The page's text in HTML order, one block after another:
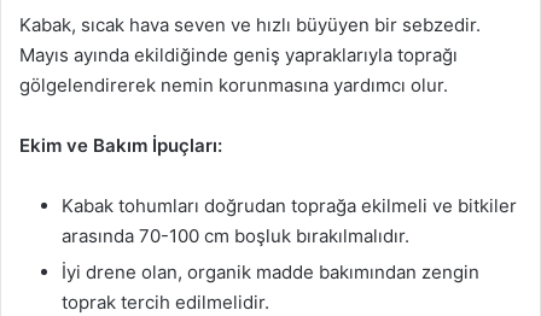
Kabak, sıcak hava seven ve hızlı büyüyen bir sebzedir.
Mayıs ayında ekildiğinde geniş yapraklarıyla toprağı
gölgelendirerek nemin korunmasına yardımcı olur.
Ekim ve Bakım İpuçları:
Kabak tohumları doğrudan toprağa ekilmeli ve bitkiler
arasında 70-100 cm boşluk bırakılmalıdır.
İyi drene olan, organik madde bakımından zengin
toprak tercih edilmelidir.